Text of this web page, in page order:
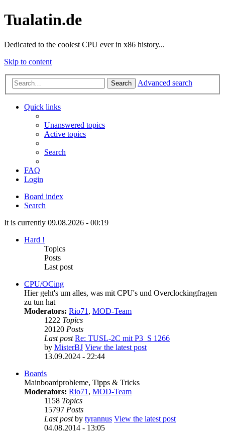
Tualatin.de
Dedicated to the coolest CPU ever in x86 history...
Skip to content
Search Advanced search
Quick links
Unanswered topics
Active topics
Search
FAQ
Login
Board index
Search
It is currently 09.08.2026 - 00:19
Hard !
Topics
Posts
Last post
CPU/OCing
Hier geht's um alles, was mit CPU's und Overclockingfragen
zu tun hat
Moderators: Rio71, MOD-Team
1222 Topics
20120 Posts
Last post Re: TUSL-2C mit P3_S 1266
by MisterBJ View the latest post
13.09.2024 - 22:44
Boards
Mainboardprobleme, Tipps & Tricks
Moderators: Rio71, MOD-Team
1158 Topics
15797 Posts
Last postby tyrannus View the latest post
04.08.2014 - 13:05